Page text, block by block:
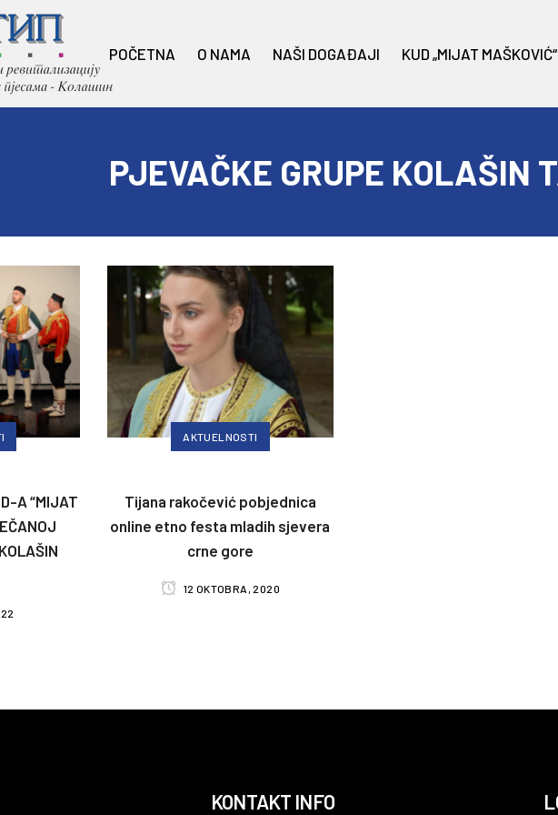
POČETNA O NAMA NAŠI DOGAĐAJI KUD „MIJAT MAŠKOVIĆ“
PJEVAČKE GRUPE KOLAŠIN
A “MIJAT
AKTUELNOSTI
Tijana rakočević pobjednica
online etno festa mladih sjevera
crne gore
12 OKTOBRA, 2020
KONTAKT INFO